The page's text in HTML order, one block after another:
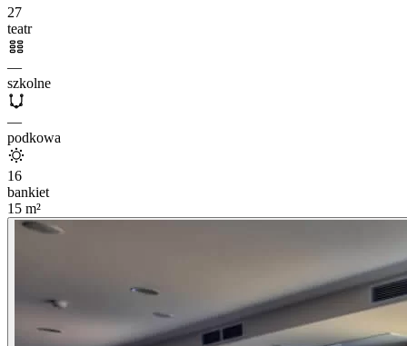
27
teatr
—
szkolne
—
podkowa
16
bankiet
15 m²